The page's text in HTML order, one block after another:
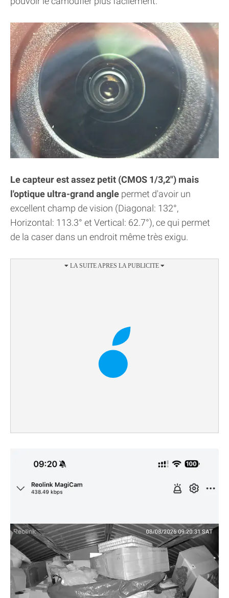
Le capteur est assez petit (CMOS 1/3,2") mais
l'optique ultra-grand angle permet d'avoir un
excellent champ de vision (Diagonal: 132°,
Horizontal: 113.3° et Vertical: 62.7°), ce qui permet
de la caser dans un endroit même très exigu.